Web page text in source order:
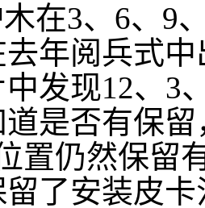
在3、6、9
年阅兵式
中发现12、
是否有保
置仍然保留
了安装皮